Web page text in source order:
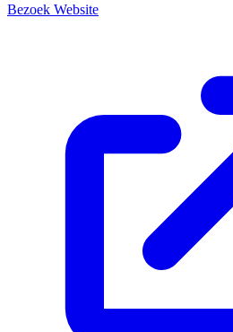
Bezoek Website